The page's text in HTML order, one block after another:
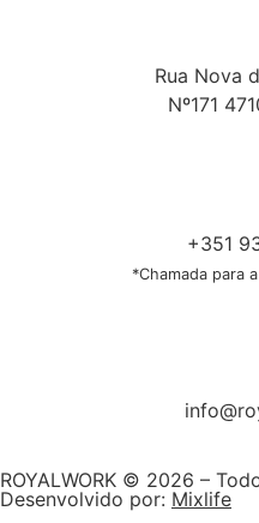
Rua Nova
Nº171
+351
*Chamada para
ROYALWORK © 2026 –
Desenvolvido por: Mixlife